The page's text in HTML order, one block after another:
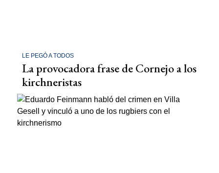
LE PEGÓ A TODOS
La provocadora frase de Cornejo a los
kirchneristas